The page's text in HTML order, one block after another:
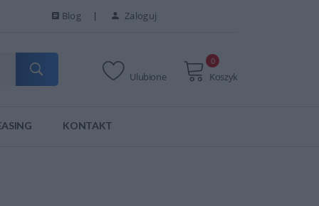
Blog Zaloguj
Ulubione Koszyk
0
KONTAKT